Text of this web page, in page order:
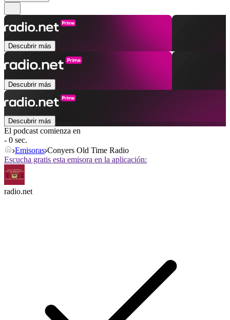
Descubrir más
Descubrir más
Descubrir más
El podcast comienza en
- 0 sec.
Emisoras Conyers Old Time Radio
Escucha gratis esta emisora en la aplicación:
radio.net